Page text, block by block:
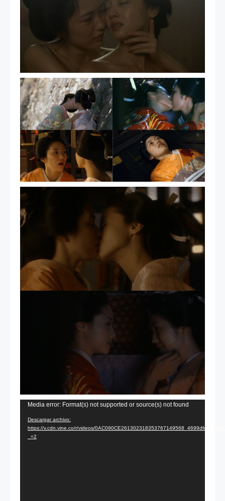
Reproductor
vídeo
Media error: Format(s) not supported or source(s) not found
Descargar archivo:
https://v.cdn.vine.co/r/videos/
_=2